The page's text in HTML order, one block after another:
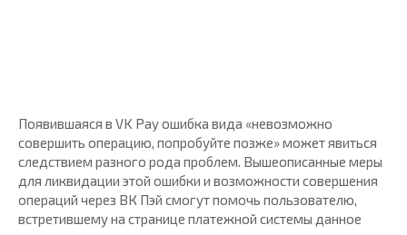
Появившаяся в VK Pay ошибка вида «невозможно
совершить операцию, попробуйте позже» может явиться
следствием разного рода проблем. Вышеописанные меры
для ликвидации этой ошибки и возможности совершения
операций через ВК Пэй смогут помочь пользователю,
встретившему на странице платежной системы данное